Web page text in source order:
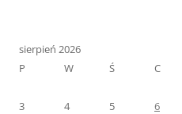
sierpień 2026
P
W Ś C
3
4 5 6